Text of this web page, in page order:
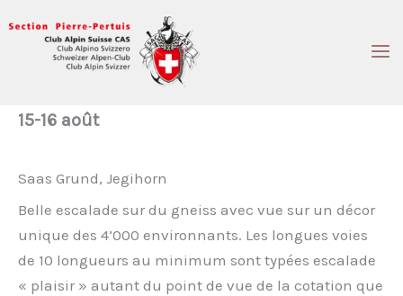
contenu
15-16 août
Saas Grund, Jegihorn
Belle escalade sur du gneiss avec vue sur un décor
unique des 4’000 environnants. Les longues voies
de 10 longueurs au minimum sont typées escalade
« plaisir » autant du point de vue de la cotation que